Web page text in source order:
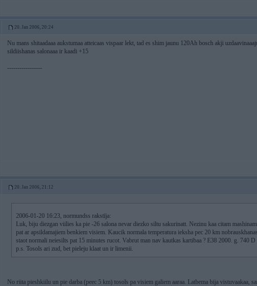
20. Jan 2006, 20:24
Nu mans shitaadaaa aukstumaa atteicaas vispaar lekt, tad es shim jaunu 120Ah bosch akji
sildiishanas salonaaa ir kaadi +15
-----------------
20. Jan 2006, 21:12
2006-01-20 16:23, normundss rakstīja:
Luk, biju diezgan viilies ka pie -26 salona nevar diezko siltu sakurinatt. Nezinu kaa citam
pat ar apsildamajiem benkiem visiem. Kaucik normala temperatura ieksha pec 20 km
staot normali neiesilts pat 15 minutes rucot. Vabrut man nav kautkas kartibaa ? E38 2000. g. 740 D
p.s. Tosols ari zud, bet pieleju klaat un ir limenii.
No riita pieshkiilu un pie darba (peec 5 km) tosols pa visiem galiem aaraa. Latbema bija vistuvaakaa,